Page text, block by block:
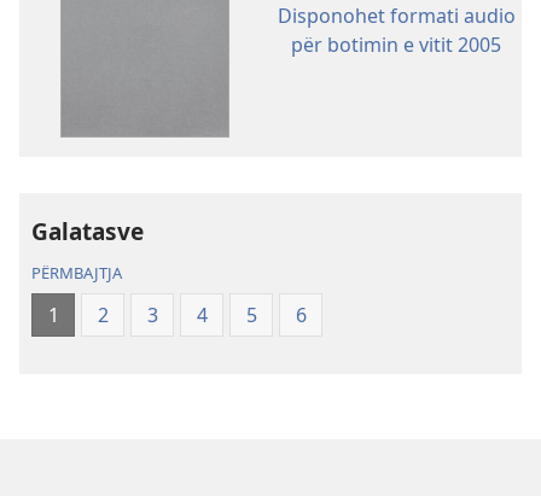
shkarkimit
për
Disponohet formati audio
për botimin e vitit 2005
Galatasve
PËRMBAJTJA
1 2 3 4 5 6